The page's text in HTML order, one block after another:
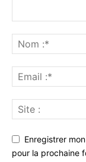
Enregistrer
pour la prochaine